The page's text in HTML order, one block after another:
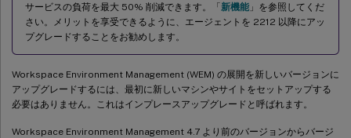
サービスの負荷を最大 50% 削減できます。「新機能 」を参照してくだ
さい。メリットを享受できるように、エージェントを 2212 以降にアッ
プグレードすることをお勧めします。
Workspace Environment Management (WEM) の展開を新しいバージョンに
アップグレードするには、最初に新しいマシンやサイトをセットアップする
必要はありません。これはインプレースアップグレードと呼ばれます。
Workspace Environment Management 4.7 より前のバージョンからバージ